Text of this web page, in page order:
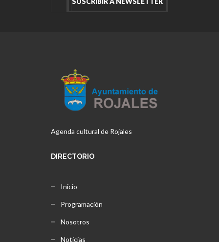
Agenda cultural de Rojales
DIRECTORIO
Inicio
Programación
Nosotros
Noticias